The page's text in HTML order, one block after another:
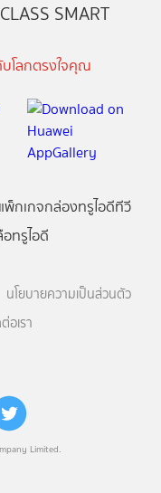
Limited.
SMART
โลกตรงใจคุณ
แพ็กเกจกล่องทรูไอดีทีวี
ทรูไอดี
นโยบายความเป็นส่วนตัว
อเรา